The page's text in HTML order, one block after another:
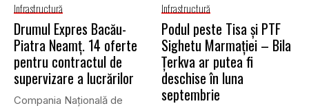
Infrastructură
Drumul Expres Bacău-
Piatra Neamț. 14 oferte
pentru contractul de
supervizare a lucrărilor
Compania Națională de
Infrastructură
Podul peste Tisa și PTF
Sighetu Marmației – Bila
Țerkva ar putea fi
deschise în luna
septembrie